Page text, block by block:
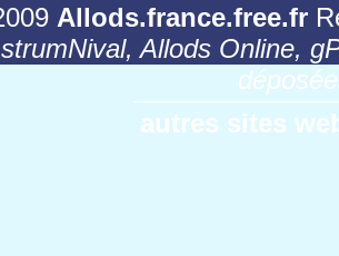
Allods.france.free.fr
Allods Online,
autres sites